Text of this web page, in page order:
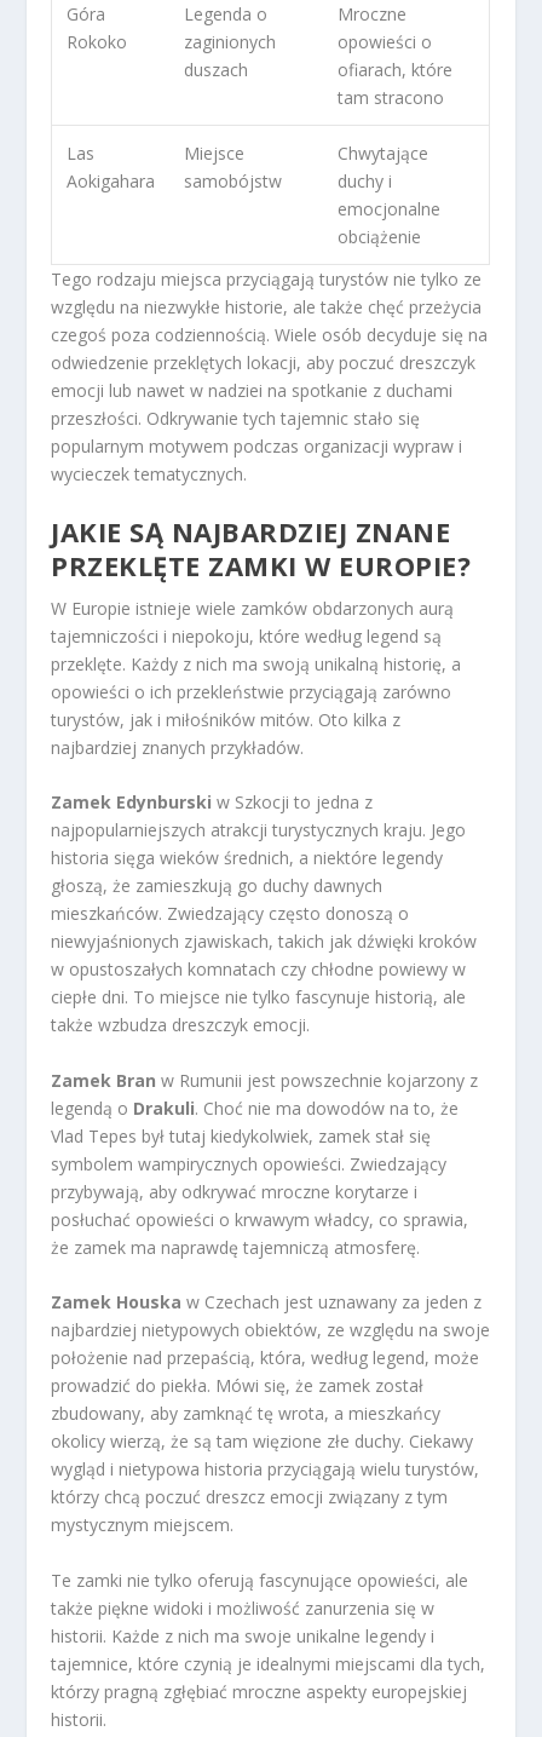
Góra
Rokoko
Legenda o
zaginionych
duszach
Mroczne
opowieści o
ofiarach, które
tam stracono
Las
Aokigahara
Miejsce
samobójstw
Chwytające
duchy i
emocjonalne
obciążenie
Tego rodzaju miejsca przyciągają turystów nie tylko ze
względu na niezwykłe historie, ale także chęć przeżycia
czegoś poza codziennością. Wiele osób decyduje się na
odwiedzenie przeklętych lokacji, aby poczuć dreszczyk
emocji lub nawet w nadziei na spotkanie z duchami
przeszłości. Odkrywanie tych tajemnic stało się
popularnym motywem podczas organizacji wypraw i
wycieczek tematycznych.
JAKIE SĄ NAJBARDZIEJ ZNANE
PRZEKLĘTE ZAMKI W EUROPIE?
W Europie istnieje wiele zamków obdarzonych aurą
tajemniczości i niepokoju, które według legend są
przeklęte. Każdy z nich ma swoją unikalną historię, a
opowieści o ich przekleństwie przyciągają zarówno
turystów, jak i miłośników mitów. Oto kilka z
najbardziej znanych przykładów.
Zamek Edynburski w Szkocji to jedna z
najpopularniejszych atrakcji turystycznych kraju. Jego
historia sięga wieków średnich, a niektóre legendy
głoszą, że zamieszkują go duchy dawnych
mieszkańców. Zwiedzający często donoszą o
niewyjaśnionych zjawiskach, takich jak dźwięki kroków
w opustoszałych komnatach czy chłodne powiewy w
ciepłe dni. To miejsce nie tylko fascynuje historią, ale
także wzbudza dreszczyk emocji.
Zamek Bran w Rumunii jest powszechnie kojarzony z
legendą o Drakuli. Choć nie ma dowodów na to, że
Vlad Tepes był tutaj kiedykolwiek, zamek stał się
symbolem wampirycznych opowieści. Zwiedzający
przybywają, aby odkrywać mroczne korytarze i
posłuchać opowieści o krwawym władcy, co sprawia,
że zamek ma naprawdę tajemniczą atmosferę.
Zamek Houska w Czechach jest uznawany za jeden z
najbardziej nietypowych obiektów, ze względu na swoje
położenie nad przepaścią, która, według legend, może
prowadzić do piekła. Mówi się, że zamek został
zbudowany, aby zamknąć tę wrota, a mieszkańcy
okolicy wierzą, że są tam więzione złe duchy. Ciekawy
wygląd i nietypowa historia przyciągają wielu turystów,
którzy chcą poczuć dreszcz emocji związany z tym
mystycznym miejscem.
Te zamki nie tylko oferują fascynujące opowieści, ale
także piękne widoki i możliwość zanurzenia się w
historii. Każde z nich ma swoje unikalne legendy i
tajemnice, które czynią je idealnymi miejscami dla tych,
którzy pragną zgłębiać mroczne aspekty europejskiej
historii.